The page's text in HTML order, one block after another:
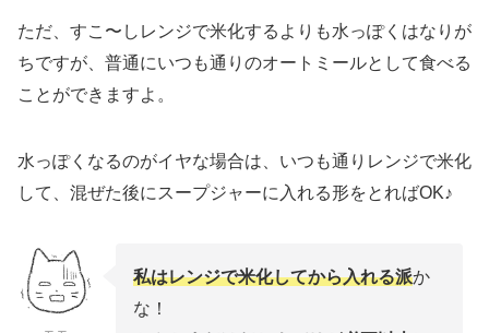
ただ、すこ〜しレンジで米化するよりも水っぽくはなりが
ちですが、普通にいつも通りのオートミールとして食べる
ことができますよ。
水っぽくなるのがイヤな場合は、いつも通りレンジで米化
して、混ぜた後にスープジャーに入れる形をとればOK♪
私はレンジで米化してから入れる派か
な！